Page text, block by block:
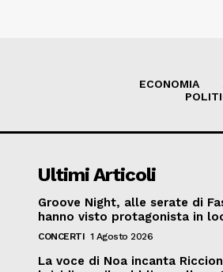
ECONOMIA
Ultimi Articoli
Groove Night, alle serate di
hanno visto protagonista in
CONCERTI 1 Agosto 2026
La voce di Noa incanta